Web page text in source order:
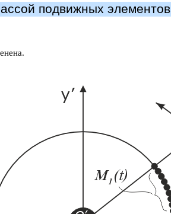
подвижных элементов